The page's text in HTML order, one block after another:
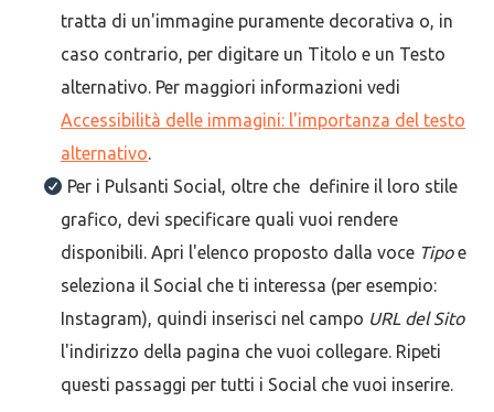
tratta di un'immagine puramente decorativa o, in
caso contrario, per digitare un Titolo e un Testo
alternativo. Per maggiori informazioni vedi
Accessibilità delle immagini: l'importanza del testo
alternativo.
Per i Pulsanti Social, oltre che definire il loro stile
grafico, devi specificare quali vuoi rendere
disponibili. Apri l'elenco proposto dalla voce Tipoe
seleziona il Social che ti interessa (per esempio:
Instagram), quindi inserisci nel campo URL del Sito
l'indirizzo della pagina che vuoi collegare. Ripeti
questi passaggi per tutti i Social che vuoi inserire.